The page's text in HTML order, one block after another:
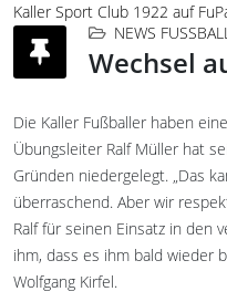
Kaller Sport Club 1922 auf
NEWS FUSSBALL
Wechsel
Die Kaller Fußballer haben
Übungsleiter Ralf Müller hat
Gründen niedergelegt. „Das
überraschend. Aber wir
Ralf für seinen Einsatz in den
ihm, dass es ihm bald wieder
Wolfgang Kirfel.